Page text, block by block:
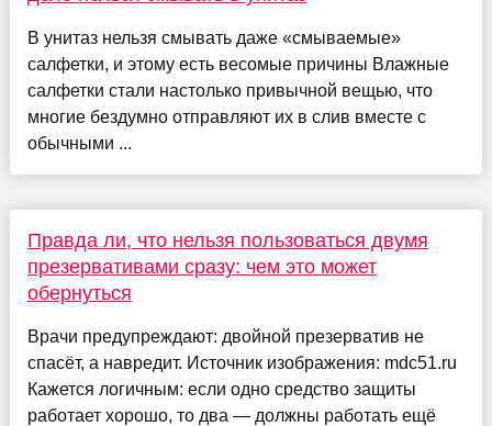
В унитаз нельзя смывать даже «смываемые»
салфетки, и этому есть весомые причины Влажные
салфетки стали настолько привычной вещью, что
многие бездумно отправляют их в слив вместе с
обычными ...
Правда ли, что нельзя пользоваться двумя
презервативами сразу: чем это может
обернуться
Врачи предупреждают: двойной презерватив не
спасёт, а навредит. Источник изображения: mdc51.ru
Кажется логичным: если одно средство защиты
работает хорошо, то два — должны работать ещё